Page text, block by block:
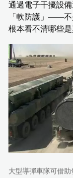
通過電子干擾設
「軟防護」——不
根本看不清哪些是
大型導彈車隊可借助